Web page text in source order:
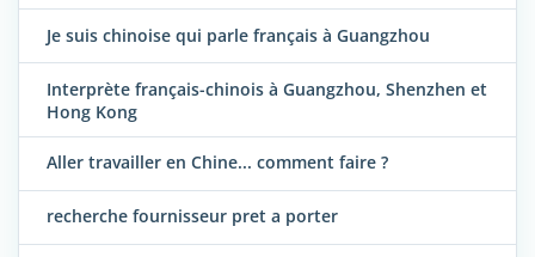
Je suis chinoise qui parle français à Guangzhou
Interprète français-chinois à Guangzhou, Shenzhen et
Hong Kong
Aller travailler en Chine... comment faire ?
recherche fournisseur pret a porter